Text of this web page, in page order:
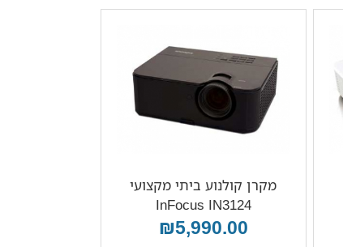
מקרן קולנוע ביתי מקצועי
InFocus IN3124
₪5,990.00